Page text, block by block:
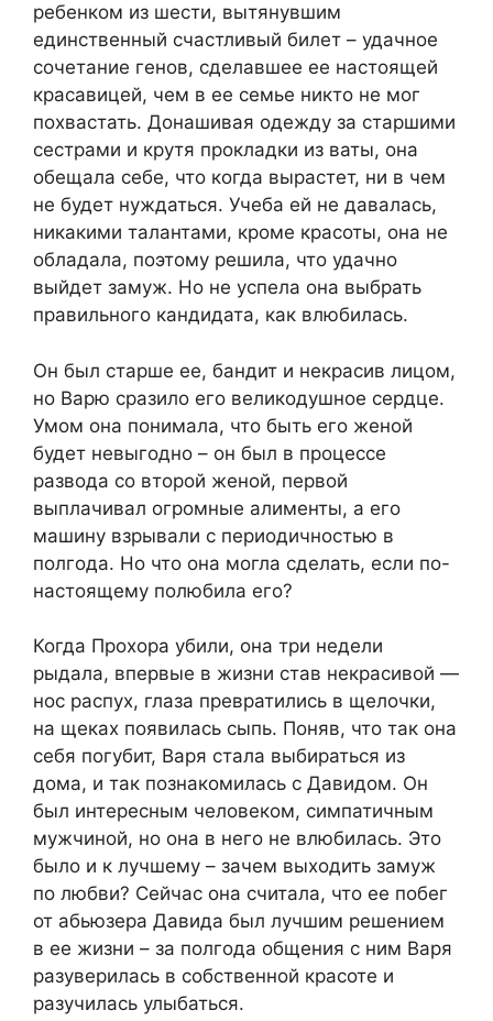
ребенком из шести, вытянувшим
единственный счастливый билет – удачное
сочетание генов, сделавшее ее настоящей
красавицей, чем в ее семье никто не мог
похвастать. Донашивая одежду за старшими
сестрами и крутя прокладки из ваты, она
обещала себе, что когда вырастет, ни в чем
не будет нуждаться. Учеба ей не давалась,
никакими талантами, кроме красоты, она не
обладала, поэтому решила, что удачно
выйдет замуж. Но не успела она выбрать
правильного кандидата, как влюбилась.
Он был старше ее, бандит и некрасив лицом,
но Варю сразило его великодушное сердце.
Умом она понимала, что быть его женой
будет невыгодно – он был в процессе
развода со второй женой, первой
выплачивал огромные алименты, а его
машину взрывали с периодичностью в
полгода. Но что она могла сделать, если по-
настоящему полюбила его?
Когда Прохора убили, она три недели
рыдала, впервые в жизни став некрасивой —
нос распух, глаза превратились в щелочки,
на щеках появилась сыпь. Поняв, что так она
себя погубит, Варя стала выбираться из
дома, и так познакомилась с Давидом. Он
был интересным человеком, симпатичным
мужчиной, но она в него не влюбилась. Это
было и к лучшему – зачем выходить замуж
по любви? Сейчас она считала, что ее побег
от абьюзера Давида был лучшим решением
в ее жизни – за полгода общения с ним Варя
разуверилась в собственной красоте и
разучилась улыбаться.